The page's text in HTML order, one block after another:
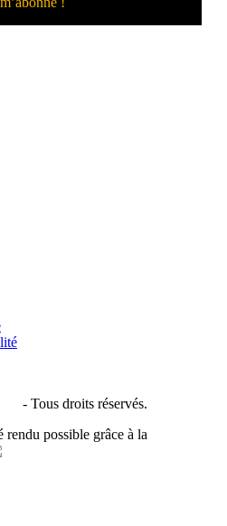
- Tous droits réservés.
possible grâce à la